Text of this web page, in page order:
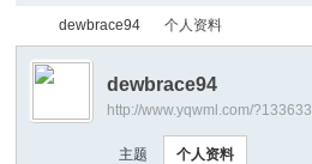
›
dewbrace94 个人资料
dewbrace94
http://www.yqwml.com/?133633
主题 个人资料